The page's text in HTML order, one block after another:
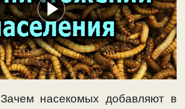
Зачем насекомых добавляют в